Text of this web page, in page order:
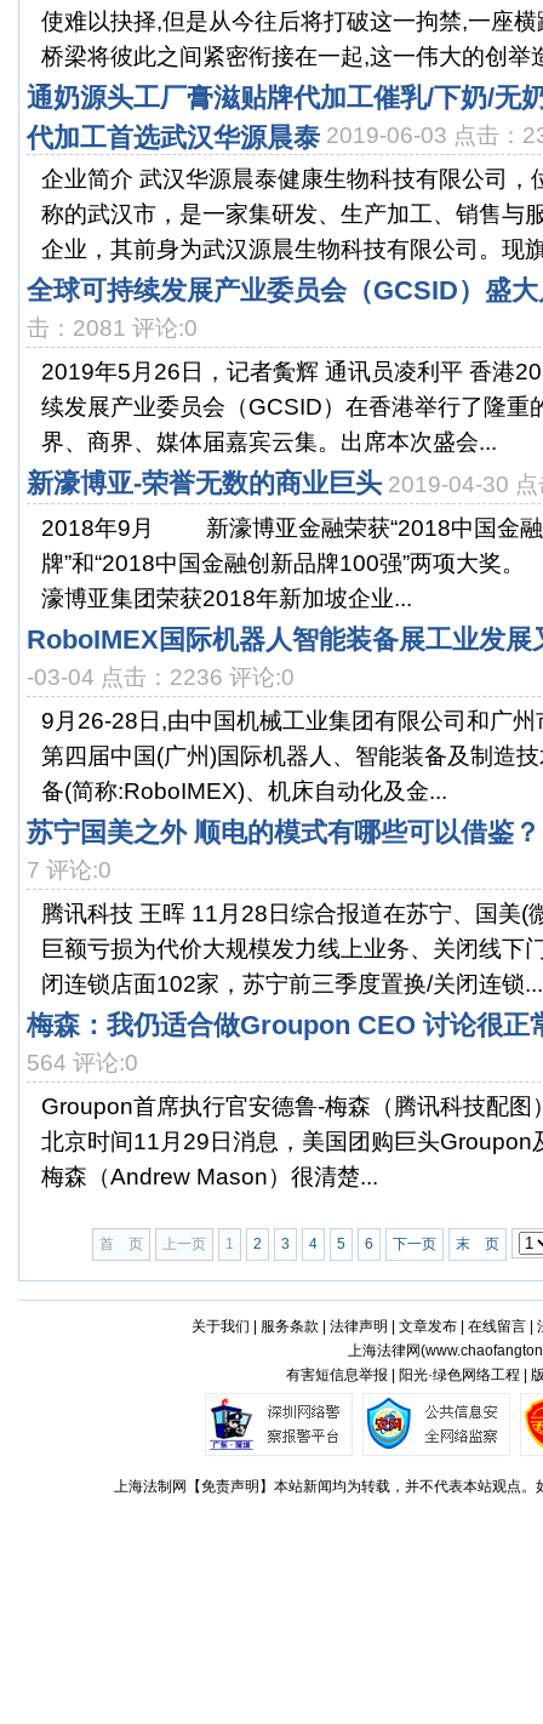
使难以抉择,但是从今往后将打破这一拘禁,一座
桥梁将彼此之间紧密衔接在一起,这一伟大的创举
通奶源头工厂膏滋贴牌代加工催乳/下奶/无
代加工首选武汉华源晨泰 2019-06-03 点击：
企业简介 武汉华源晨泰健康生物科技有限公司，
称的武汉市，是一家集研发、生产加工、销售与
企业，其前身为武汉源晨生物科技有限公司。现
全球可持续发展产业委员会（GCSID）盛
击：2081 评论:0
2019年5月26日，记者夤辉 通讯员凌利平 香港
续发展产业委员会（GCSID）在香港举行了隆重
界、商界、媒体届嘉宾云集。出席本次盛会...
新濠博亚-荣誉无数的商业巨头 2019-04-30
2018年9月 新濠博亚金融荣获“2018中国金融
牌”和“2018中国金融创新品牌100强”两项
濠博亚集团荣获2018年新加坡企业...
RoboIMEX国际机器人智能装备展工业发展
-03-04 点击：2236 评论:0
9月26-28日,由中国机械工业集团有限公司和广
第四届中国(广州)国际机器人、智能装备及制造
备(简称:RoboIMEX)、机床自动化及金...
苏宁国美之外 顺电的模式有哪些可以借鉴？
7 评论:0
腾讯科技 王晖 11月28日综合报道在苏宁、国美(
巨额亏损为代价大规模发力线上业务、关闭线下
闭连锁店面102家，苏宁前三季度置换/关闭连锁...
梅森：我仍适合做Groupon CEO 讨论很正
564 评论:0
Groupon首席执行官安德鲁-梅森（腾讯科技配图
北京时间11月29日消息，美国团购巨头Groupon
梅森（Andrew Mason）很清楚...
首 页 上一页 1 2 3 4 5 6 下一页 末 页
关于我们 服务条款 法律声明 文章发布| 在线留言|
上海法律网(
有害短信息举报 | 阳光·绿色网络工程 |
上海法制网【免责声明】本站新闻均为转载，并不代表本站观点